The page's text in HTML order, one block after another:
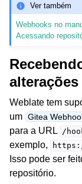
Ver também
Webhooks no
Acessando
Weblate tem
um Gitea
para a URL /
exemplo,
Isso pode ser
repositório.